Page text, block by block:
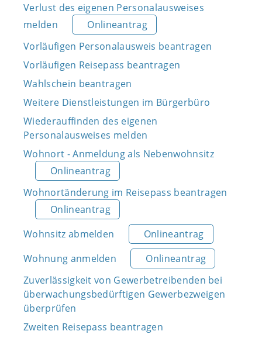
Verlust des eigenen Personalausweises
melden
Onlineantrag
Vorläufigen Personalausweis beantragen
Vorläufigen Reisepass beantragen
Wahlschein beantragen
Weitere Dienstleistungen im Bürgerbüro
Wiederauffinden des eigenen
Personalausweises melden
Wohnort - Anmeldung als Nebenwohnsitz
Onlineantrag
Wohnortänderung im Reisepass beantragen
Onlineantrag
Wohnsitz abmelden
Onlineantrag
Wohnung anmelden
Onlineantrag
Zuverlässigkeit von Gewerbetreibenden bei
überwachungsbedürftigen Gewerbezweigen
überprüfen
Zweiten Reisepass beantragen